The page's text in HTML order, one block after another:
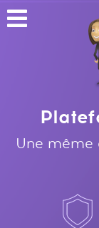
Une